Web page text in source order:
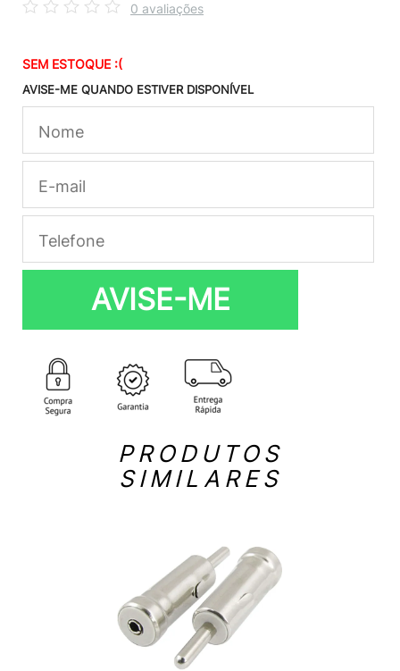
0 avaliações
SEM ESTOQUE :(
AVISE-ME QUANDO ESTIVER DISPONÍVEL
AVISE-ME
PRODUTOS
SIMILARES